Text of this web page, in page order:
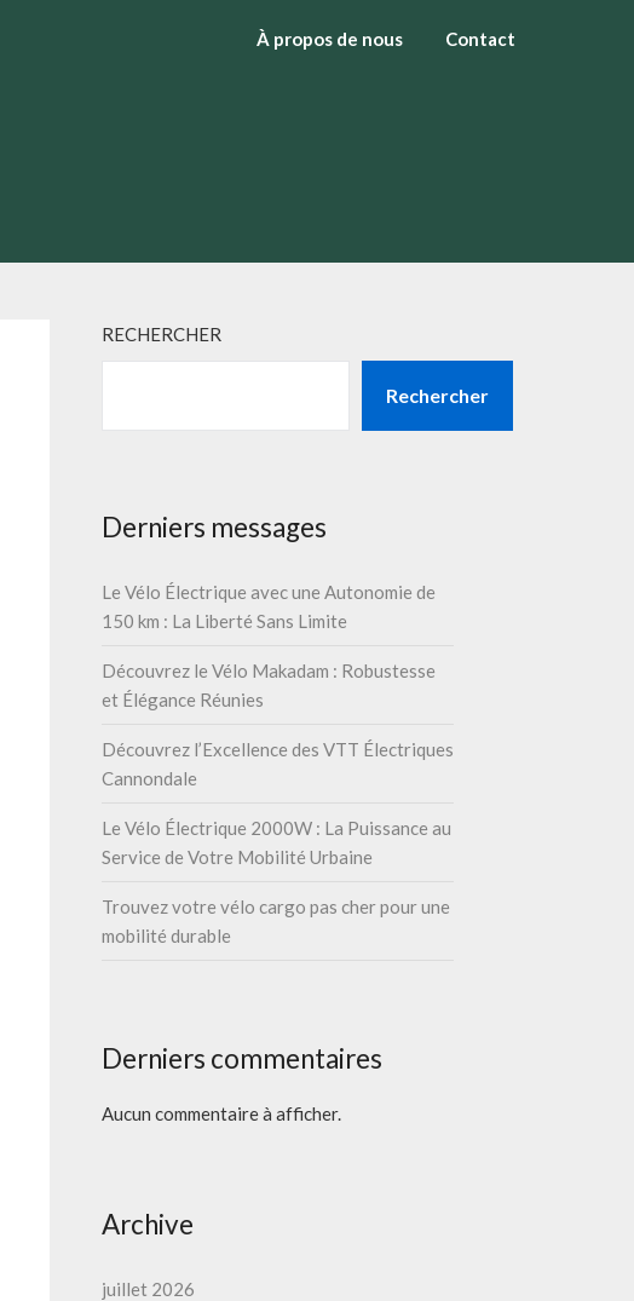
À propos de nous Contact
RECHERCHER
Rechercher
Derniers messages
Le Vélo Électrique avec une Autonomie de
150 km : La Liberté Sans Limite
Découvrez le Vélo Makadam : Robustesse
et Élégance Réunies
Découvrez l’Excellence des VTT Électriques
Cannondale
Le Vélo Électrique 2000W : La Puissance au
Service de Votre Mobilité Urbaine
Trouvez votre vélo cargo pas cher pour une
mobilité durable
Derniers commentaires
Aucun commentaire à afficher.
Archive
juillet 2026